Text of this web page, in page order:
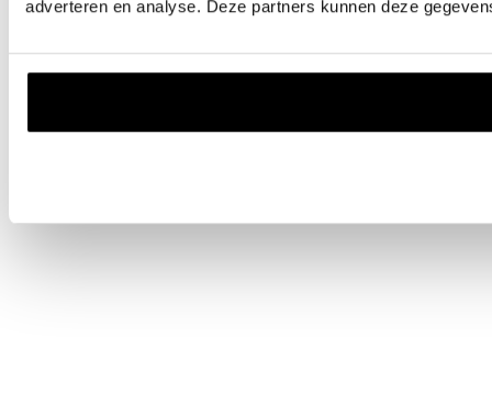
adverteren en analyse. Deze partners kunnen deze